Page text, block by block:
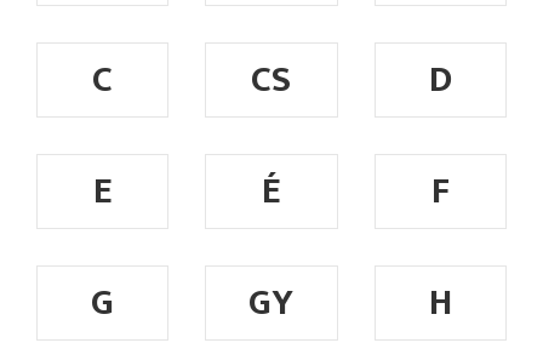
C
CS
D
E
É
F
G
GY
H